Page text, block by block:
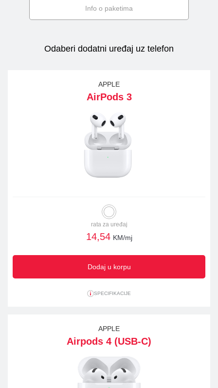
Info o paketima
Odaberi dodatni uređaj uz telefon
APPLE
AirPods 3
rata za uređaj
14,54 KM/mj
Dodaj u korpu
SPECIFIKACIJE
APPLE
Airpods 4 (USB-C)